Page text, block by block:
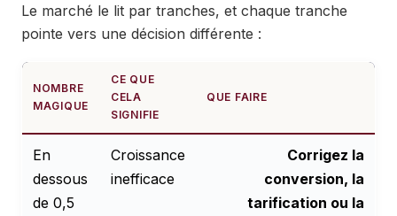
Le marché le lit par tranches, et chaque tranche
pointe vers une décision différente :
NOMBRE
MAGIQUE
CE QUE
CELA
SIGNIFIE
QUE FAIRE
En
dessous
de 0,5
Croissance
inefficace
Corrigez la
conversion, la
tarification ou la